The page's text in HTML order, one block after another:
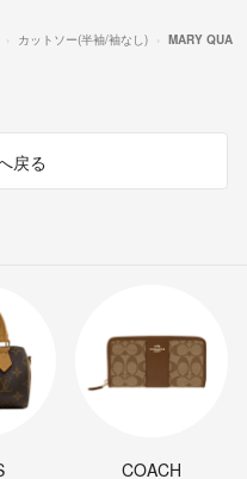
カットソー(半袖/袖なし)
MARY QUA
戻る
COACH